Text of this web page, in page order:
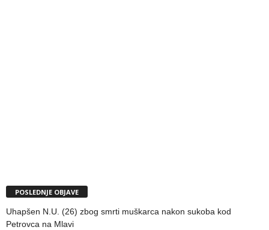
POSLEDNJE OBJAVE
Uhapšen N.U. (26) zbog smrti muškarca nakon sukoba kod
Petrovca na Mlavi